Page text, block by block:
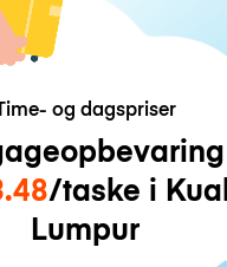
og dagspriser
/taske i
Lumpur